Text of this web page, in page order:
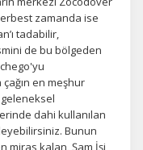
zamanda ise
tadabilir,
de bu bölgeden
en meşhur
dahi kullanılan
Bunun
miras kalan, Şam İşi